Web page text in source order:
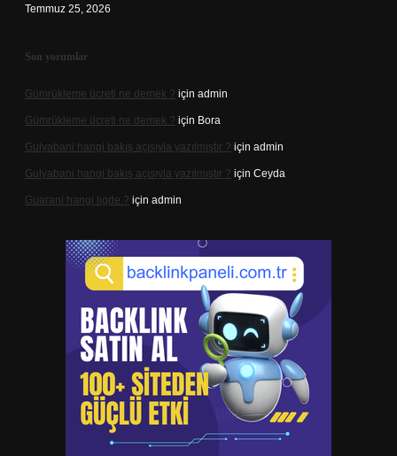
Temmuz 25, 2026
Son yorumlar
Gümrükleme ücreti ne demek ? için admin
Gümrükleme ücreti ne demek ? için Bora
Gulyabani hangi bakış açısıyla yazılmıştır ? için admin
Gulyabani hangi bakış açısıyla yazılmıştır ? için Ceyda
Guarani hangi ligde ? için admin